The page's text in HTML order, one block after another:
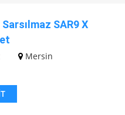
SAR9 X
Mersin